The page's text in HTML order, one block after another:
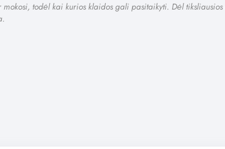
todėl kai kurios klaidos gali pasitaikyti. Dėl